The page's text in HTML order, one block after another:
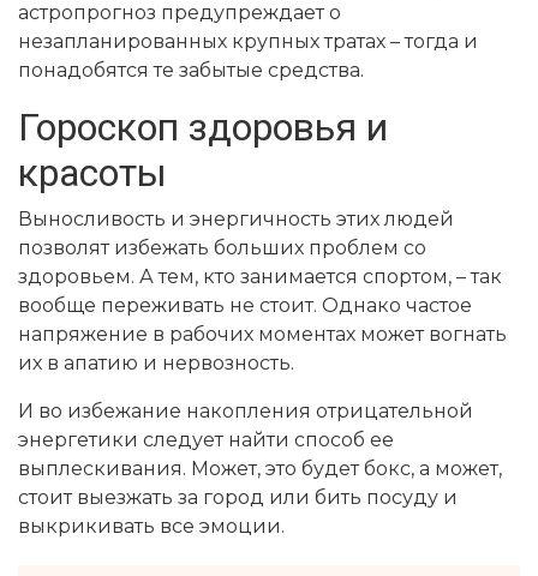
астропрогноз предупреждает о
незапланированных крупных тратах – тогда и
понадобятся те забытые средства.
Гороскоп здоровья и
красоты
Выносливость и энергичность этих людей
позволят избежать больших проблем со
здоровьем. А тем, кто занимается спортом, – так
вообще переживать не стоит. Однако частое
напряжение в рабочих моментах может вогнать
их в апатию и нервозность.
И во избежание накопления отрицательной
энергетики следует найти способ ее
выплескивания. Может, это будет бокс, а может,
стоит выезжать за город или бить посуду и
выкрикивать все эмоции.